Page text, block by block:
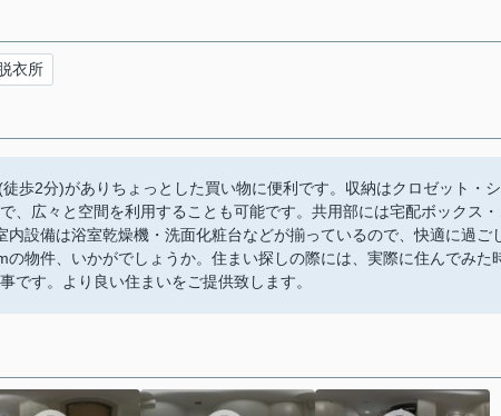
衣所
歩2分)がありちょっとした買い物に便利です。収納はクロゼット・シ
、広々と空間を利用することも可能です。共用部には宅配ボックス
設備は浴室乾燥機・洗面化粧台などが揃っているので、快適に過ご
物件、いかがでしょうか。住まい探しの際には、実際に住んでみた
です。より良い住まいをご提供致します。